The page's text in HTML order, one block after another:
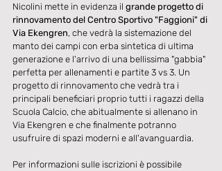
Nicolini mette in evidenza il grande progetto di
rinnovamento del Centro Sportivo "Faggioni" di
Via Ekengren, che vedrà la sistemazione del
manto dei campi con erba sintetica di ultima
generazione e l'arrivo di una bellissima "gabbia"
perfetta per allenamenti e partite 3 vs 3. Un
progetto di rinnovamento che vedrà tra i
principali beneficiari proprio tutti i ragazzi della
Scuola Calcio, che abitualmente si allenano in
Via Ekengren e che finalmente potranno
usufruire di spazi moderni e all'avanguardia.
Per informazioni sulle iscrizioni è possibile